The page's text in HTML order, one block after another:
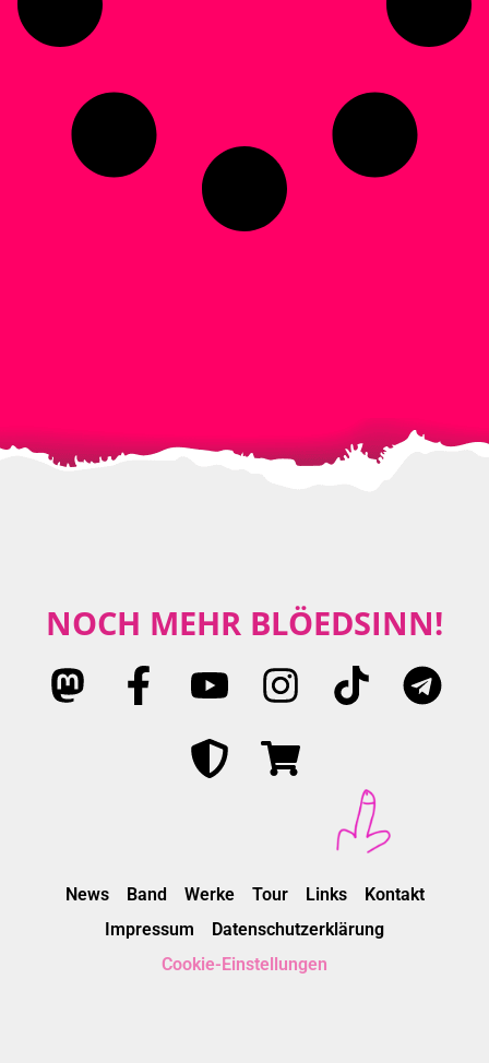
NOCH MEHR BLÖEDSINN!
News Band Werke Tour Links
Kontakt
Impressum
Datenschutzerklärung
Cookie-Einstellungen